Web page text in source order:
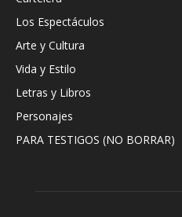
Los Espectáculos
Arte y Cultura
Vida y Estilo
Letras y Libros
Personajes
PARA TESTIGOS (NO BORRAR)